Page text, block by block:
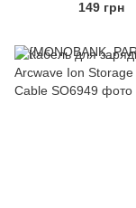
Dry Stick
149 грн